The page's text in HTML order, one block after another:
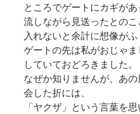
ところでゲートにカギが
流しながら見送ったとのこ
入れないと余計に想像がふ
ゲートの先は私がおじゃ
していておどろきました。
なぜか知りませんが、あ
会した折には、
「ヤクザ」という言葉を